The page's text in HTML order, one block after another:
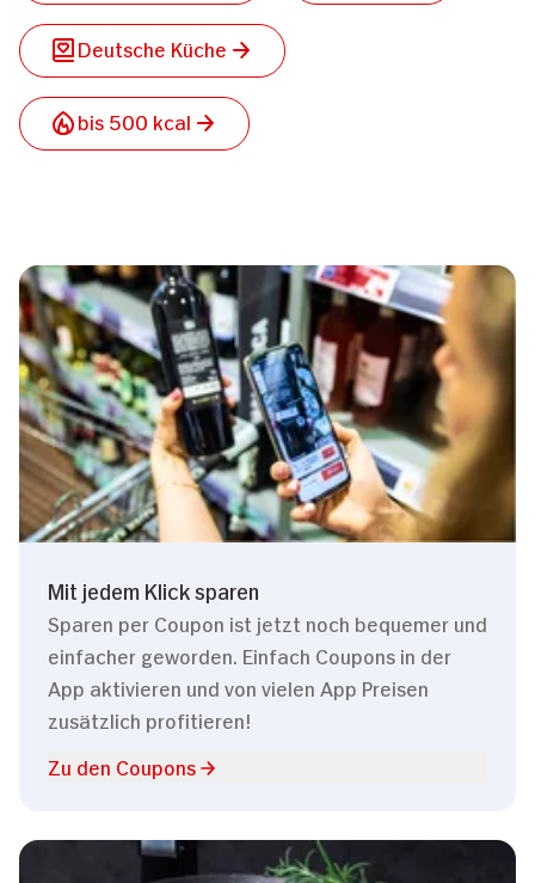
Deutsche Küche
bis 500 kcal
Mit jedem Klick sparen
Sparen per Coupon ist jetzt noch bequemer und
einfacher geworden. Einfach Coupons in der
App aktivieren und von vielen App Preisen
zusätzlich profitieren!
Zu den Coupons